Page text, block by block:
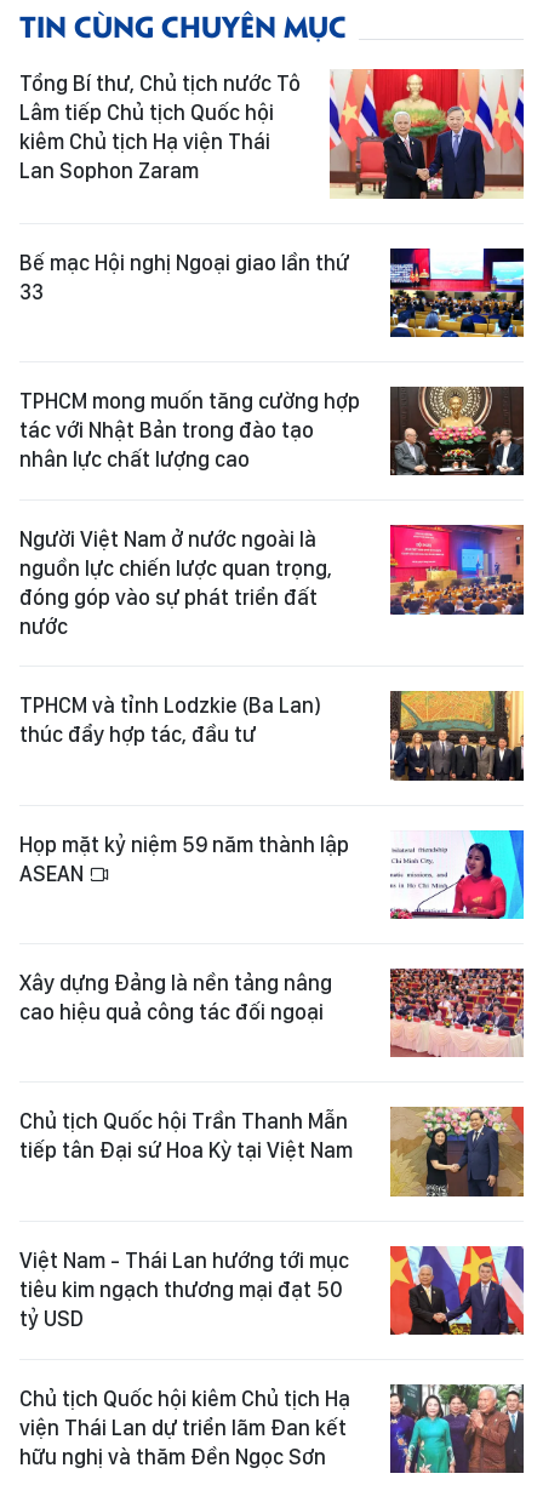
TIN CÙNG CHUYÊN MỤC
Tổng Bí thư, Chủ tịch nước Tô
Lâm tiếp Chủ tịch Quốc hội
kiêm Chủ tịch Hạ viện Thái
Lan Sophon Zaram
Bế mạc Hội nghị Ngoại giao lần thứ
33
TPHCM mong muốn tăng cường hợp
tác với Nhật Bản trong đào tạo
nhân lực chất lượng cao
Người Việt Nam ở nước ngoài là
nguồn lực chiến lược quan trọng,
đóng góp vào sự phát triển đất
nước
TPHCM và tỉnh Lodzkie (Ba Lan)
thúc đẩy hợp tác, đầu tư
Họp mặt kỷ niệm 59 năm thành lập
ASEAN
Xây dựng Đảng là nền tảng nâng
cao hiệu quả công tác đối ngoại
Chủ tịch Quốc hội Trần Thanh Mẫn
tiếp tân Đại sứ Hoa Kỳ tại Việt Nam
Việt Nam - Thái Lan hướng tới mục
tiêu kim ngạch thương mại đạt 50
tỷ USD
Chủ tịch Quốc hội kiêm Chủ tịch Hạ
viện Thái Lan dự triển lãm Đan kết
hữu nghị và thăm Đền Ngọc Sơn